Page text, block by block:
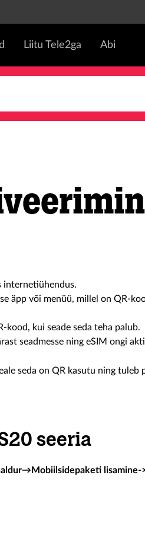
Liitu Tele2ga Abi
internetiühendus.
äpp või menüü, millel on QR-
kood, kui seade seda teha palub.
seadmesse ning eSIM ongi
seda on QR kasutu ning tuleb
seeria
lisamine-